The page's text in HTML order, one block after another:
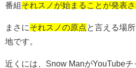
番組それスノが始まることが発表
まさにそれスノの原点 と言える場
地です。
近くには、 Snow ManがYouTubeチ